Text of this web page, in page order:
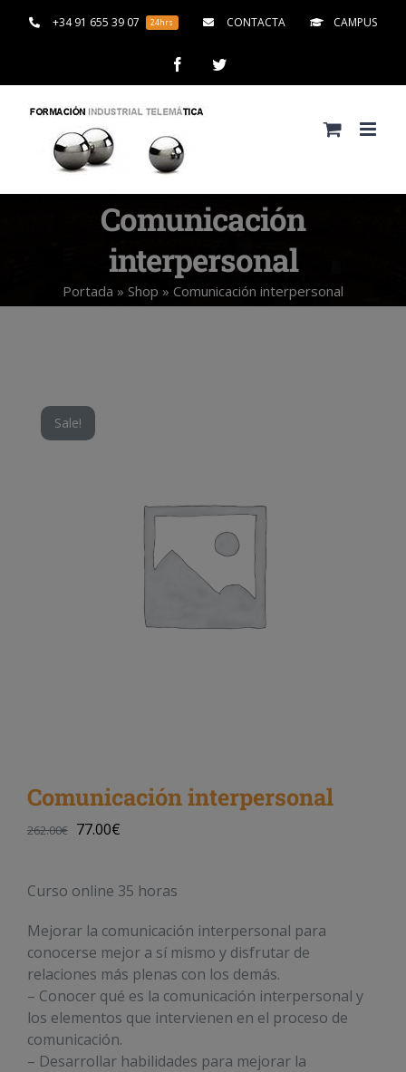
+34 91 655 39 07 24hrs CONTACTA CAMPUS
FacebookTwitter
Comunicación
interpersonal
Portada » Shop » Comunicación interpersonal
Sale!
Comunicación interpersonal
262.00€ 77.00€
Curso online 35 horas
Mejorar la comunicación interpersonal para
conocerse mejor a sí mismo y disfrutar de
relaciones más plenas con los demás.
– Conocer qué es la comunicación interpersonal y
los elementos que intervienen en el proceso de
comunicación.
– Desarrollar habilidades para mejorar la